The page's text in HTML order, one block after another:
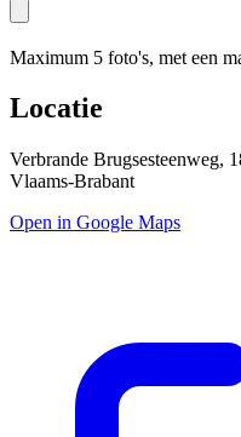
Maximum 5 foto's, met een
Locatie
Verbrande Brugsesteenweg,
Vlaams-Brabant
Open in Google Maps